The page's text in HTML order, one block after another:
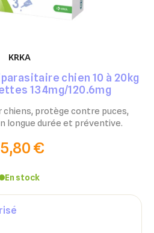
KRKA
chien 10 à 20kg
134mg/120.6mg
protège contre puces,
longue durée et préventive.
€
En stock